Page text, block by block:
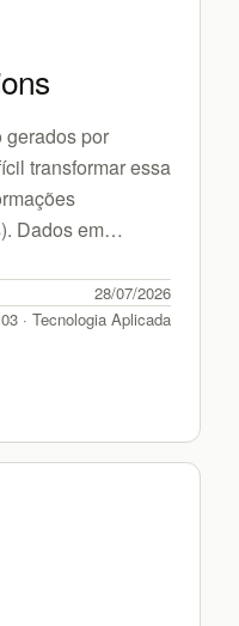
gerados por
transformar essa
Dados em
28/07/2026
03 · Tecnologia Aplicada